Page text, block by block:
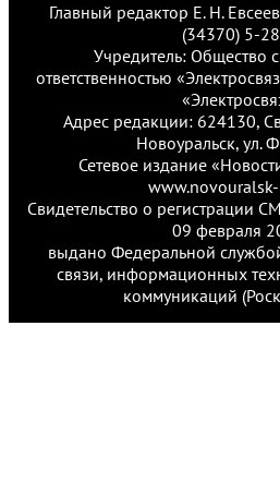
Главный редактор Е. Н.
(34370) 5-
Учредитель: Общество
ответственностью
Адрес редакции: 624130,
Новоуральск, ул.
Сетевое издание
Свидетельство о
09 февраля
выдано Федеральной
связи, информационных
коммуникаций